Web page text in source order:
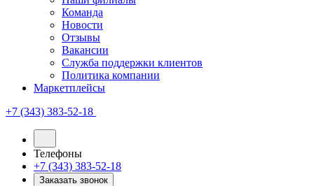
Команда
Новости
Отзывы
Вакансии
Служба поддержки клиентов
Политика компании
Маркетплейсы
+7 (343) 383-52-18
Телефоны
+7 (343) 383-52-18
Заказать звонок